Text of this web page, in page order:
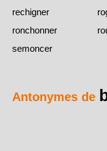
rechigner
ronchonner
semoncer
Antonymes de